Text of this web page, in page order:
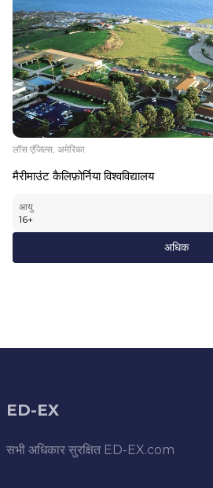
लॉस एंजिल्स, अमेरिका
मैरीमाउंट कैलिफ़ोर्निया विश्वविद्यालय
आयु
16+
अधिक
ED-EX
सभी अधिकार सुरक्षित ED-EX.com